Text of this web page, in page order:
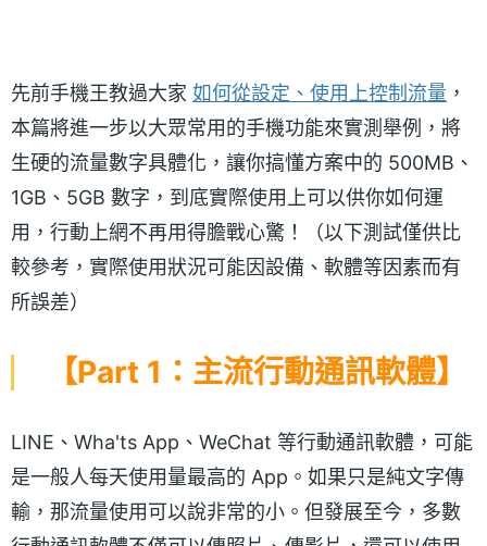
先前手機王教過大家 如何從設定、使用上控制流量 ，
本篇將進一步以大眾常用的手機功能來實測舉例，將
生硬的流量數字具體化，讓你搞懂方案中的 500MB、
1GB、5GB 數字，到底實際使用上可以供你如何運
用，行動上網不再用得膽戰心驚！（以下測試僅供比
較參考，實際使用狀況可能因設備、軟體等因素而有
所誤差）
【Part 1：主流行動通訊軟體】
LINE、Wha'ts App、WeChat 等行動通訊軟體，可能
是一般人每天使用量最高的 App。如果只是純文字傳
輸，那流量使用可以說非常的小。但發展至今，多數